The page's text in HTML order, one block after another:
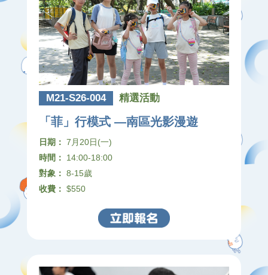
M21-S26-004 精選活動
「菲」行模式 —南區光影漫遊
日期： 7月20日(一)
時間：
14:00-18:00
對象： 8-15歲
收費： $550